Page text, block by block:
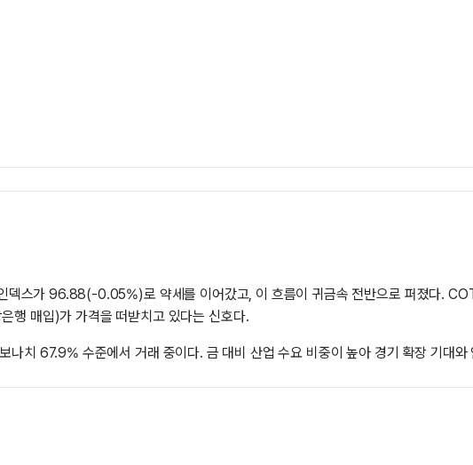
덱스가 96.88(-0.05%)로 약세를 이어갔고, 이 흐름이 귀금속 전반으로 퍼졌다.
행 매입)가 가격을 떠받치고 있다는 신호다.
치 67.9% 수준에서 거래 중이다. 금 대비 산업 수요 비중이 높아 경기 확장 기대와